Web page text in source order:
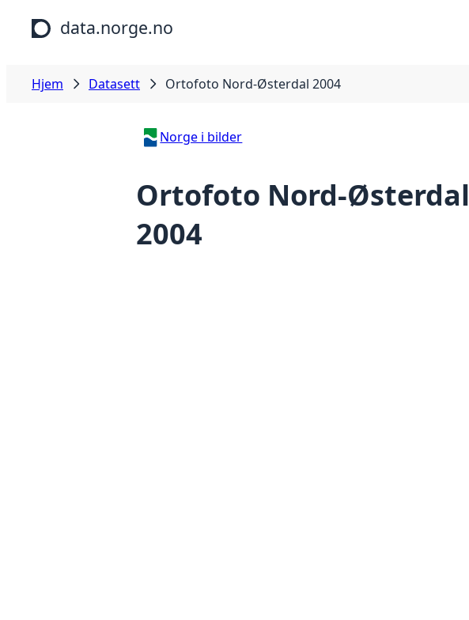
Hopp til hovedinnhold
data.norge.no
Hjem Datasett Ortofoto Nord-Østerdal 2004
Norge i bilder
Ortofoto Nord-Østerdal
2004